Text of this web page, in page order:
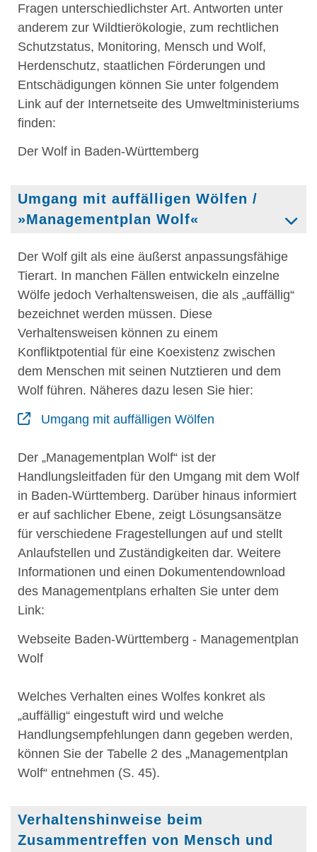
Fragen unterschiedlichster Art. Antworten unter
anderem zur Wildtierökologie, zum rechtlichen
Schutzstatus, Monitoring, Mensch und Wolf,
Herdenschutz, staatlichen Förderungen und
Entschädigungen können Sie unter folgendem
Link auf der Internetseite des Umweltministeriums
finden:
Der Wolf in Baden-Württemberg
Umgang mit auffälligen Wölfen /
»Managementplan Wolf«
Der Wolf gilt als eine äußerst anpassungsfähige
Tierart. In manchen Fällen entwickeln einzelne
Wölfe jedoch Verhaltensweisen, die als „auffällig“
bezeichnet werden müssen. Diese
Verhaltensweisen können zu einem
Konfliktpotential für eine Koexistenz zwischen
dem Menschen mit seinen Nutztieren und dem
Wolf führen. Näheres dazu lesen Sie hier:
Umgang mit auffälligen Wölfen
Der „Managementplan Wolf“ ist der
Handlungsleitfaden für den Umgang mit dem Wolf
in Baden-Württemberg. Darüber hinaus informiert
er auf sachlicher Ebene, zeigt Lösungsansätze
für verschiedene Fragestellungen auf und stellt
Anlaufstellen und Zuständigkeiten dar. Weitere
Informationen und einen Dokumentendownload
des Managementplans erhalten Sie unter dem
Link:
Webseite Baden-Württemberg - Managementplan
Wolf
Welches Verhalten eines Wolfes konkret als
„auffällig“ eingestuft wird und welche
Handlungsempfehlungen dann gegeben werden,
können Sie der Tabelle 2 des „Managementplan
Wolf“ entnehmen (S. 45).
Verhaltenshinweise beim
Zusammentreffen von Mensch und